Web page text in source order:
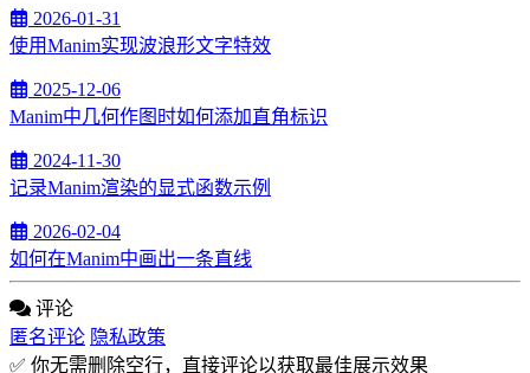
2026-01-31
使用Manim实现波浪形文字特效
2025-12-06
Manim中几何作图时如何添加直角标识
2024-11-30
记录Manim渲染的显式函数示例
2026-02-04
如何在Manim中画出一条直线
评论
匿名评论 隐私政策
✅ 你无需删除空行，直接评论以获取最佳展示效果